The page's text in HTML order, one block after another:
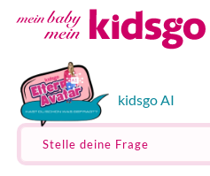
kidsgo AI
Stelle deine Frage